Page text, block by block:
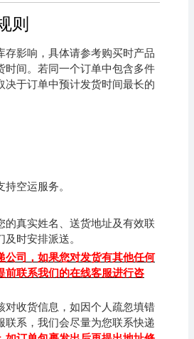
则
存影响，具体请参考购买时产品
时间。若同一个订单中包含多件
决于订单中预计发货时间最长的
空运服务。
的真实姓名、送货地址及有效联
时安排派送。
公司，如果您对发货有其他任何
前联系我们的在线客服进行咨
对收货信息，如因个人疏忽填错
联系，我们会尽量为您联系快递